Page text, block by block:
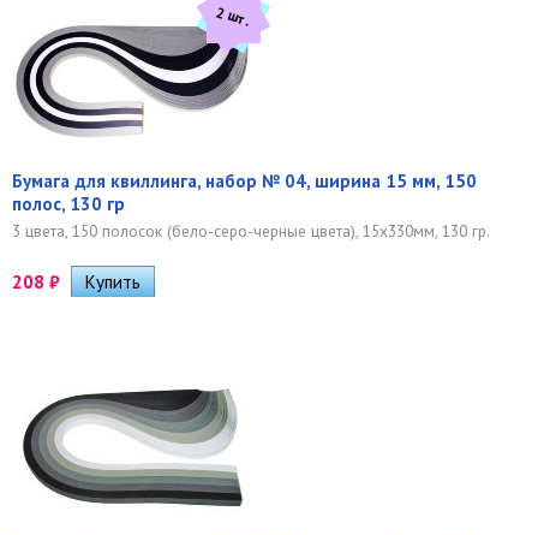
2 шт.
Бумага для квиллинга, набор № 04, ширина 15 мм, 150
полос, 130 гр
3 цвета, 150 полосок (бело-серо-черные цвета), 15х330мм, 130 гр.
208 ₽